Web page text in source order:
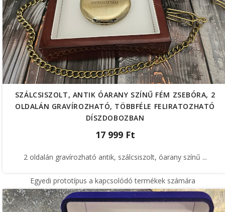
SZÁLCSISZOLT, ANTIK ÓARANY SZÍNŰ FÉM ZSEBÓRA, 2
OLDALÁN GRAVÍROZHATÓ, TÖBBFÉLE FELIRATOZHATÓ
DÍSZDOBOZBAN
17 999 Ft
2 oldalán gravírozható antik, szálcsiszolt, óarany színű ...
Egyedi prototípus a kapcsolódó termékek számára